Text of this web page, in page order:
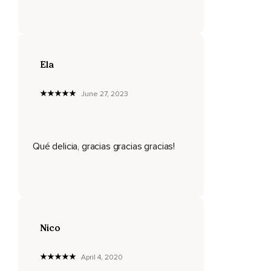
Cómo un rayo rosa se mezcla con tu sonrisa,
Va siendo cada vez más grande y puedes verla como una
Y ahora vas a visualizar cómo esa esfera se va a comportar
Ela
June 27, 2023
Qué delicia, gracias gracias gracias!
Nico
April 4, 2020